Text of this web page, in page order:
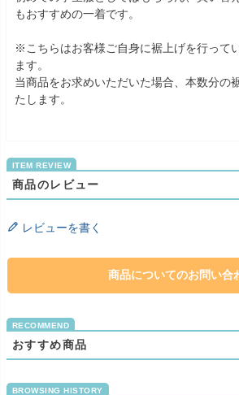
もおすすめの一着です。
※こちらはお客様ご自身に裾上げを行って
ます。
当商品をお求めいただいた場合、本数分の
たします。
商品のレビュー
レビューを書く
商品についてのお問い合
おすすめ商品